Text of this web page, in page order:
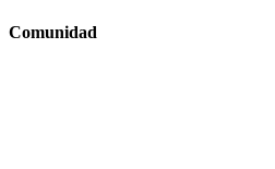
Comunidad